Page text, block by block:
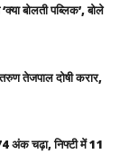
बोलती पब्लिक’, बोले
तेजपाल दोषी करार,
अंक चढ़ा, निफ्टी में 11